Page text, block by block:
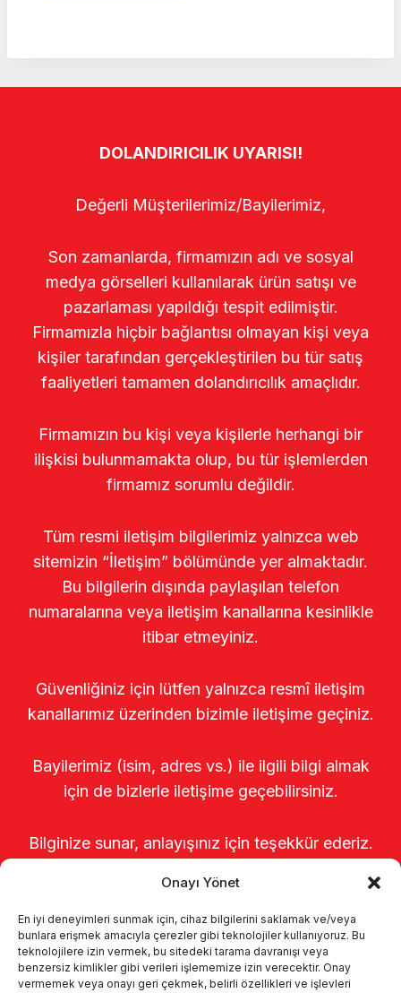
Onayı Yönet
En iyi deneyimleri sunmak için, cihaz bilgilerini saklamak ve/veya
bunlara erişmek amacıyla çerezler gibi teknolojiler kullanıyoruz. Bu
teknolojilere izin vermek, bu sitedeki tarama davranışı veya
benzersiz kimlikler gibi verileri işlememize izin verecektir. Onay
vermemek veya onayı geri çekmek, belirli özellikleri ve işlevleri
DOLANDIRICILIK UYARISI!
Değerli Müşterilerimiz/Bayilerimiz,
Son zamanlarda, firmamızın adı ve sosyal
medya görselleri kullanılarak ürün satışı ve
pazarlaması yapıldığı tespit edilmiştir.
Firmamızla hiçbir bağlantısı olmayan kişi veya
kişiler tarafından gerçekleştirilen bu tür satış
faaliyetleri tamamen dolandırıcılık amaçlıdır.
Firmamızın bu kişi veya kişilerle herhangi bir
ilişkisi bulunmamakta olup, bu tür işlemlerden
firmamız sorumlu değildir.
Tüm resmi iletişim bilgilerimiz yalnızca web
sitemizin “İletişim” bölümünde yer almaktadır.
Bu bilgilerin dışında paylaşılan telefon
numaralarına veya iletişim kanallarına kesinlikle
itibar etmeyiniz.
Güvenliğiniz için lütfen yalnızca resmî iletişim
kanallarımız üzerinden bizimle iletişime geçiniz.
Bayilerimiz (isim, adres vs.) ile ilgili bilgi almak
için de bizlerle iletişime geçebilirsiniz.
Bilginize sunar, anlayışınız için teşekkür ederiz.